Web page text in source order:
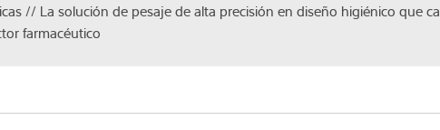
// La solución de pesaje de alta precisión en diseño higiénico que ca
farmacéutico